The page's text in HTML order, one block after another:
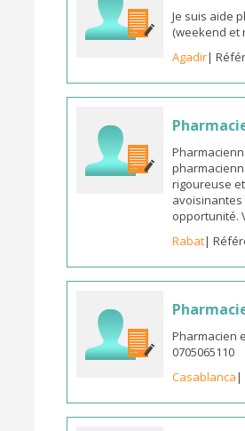
Je suis aide
(weekend et
Agadir|
rigoureuse
avoisinantes
opportunité.
Rabat|
Pharmacien
0705065110
Casablanca|